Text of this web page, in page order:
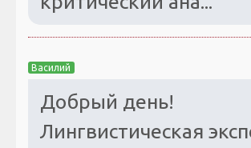
Василий
Добрый день!
Лингвистическая